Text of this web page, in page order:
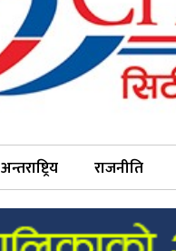
अन्तराष्ट्रिय राजनीति